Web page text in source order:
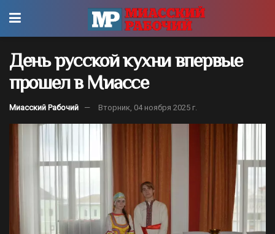
День русской кухни впервые
прошел в Миассе
Миасский Рабочий Вторник, 04 ноября 2025 г.